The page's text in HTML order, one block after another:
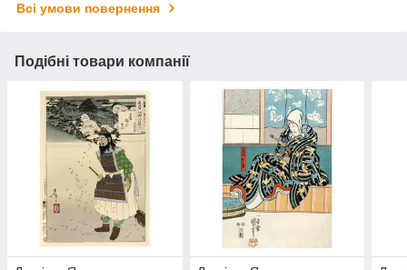
Всі умови повернення
Подібні товари компанії